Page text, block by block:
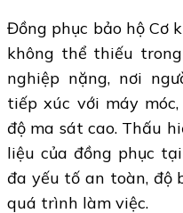
Đồng phục bảo hộ Cơ
không thể thiếu
nghiệp nặng, nơi
tiếp xúc với máy
độ ma sát cao. Thấu
liệu của đồng phục
đa yếu tố an toàn, độ
quá trình làm việc.